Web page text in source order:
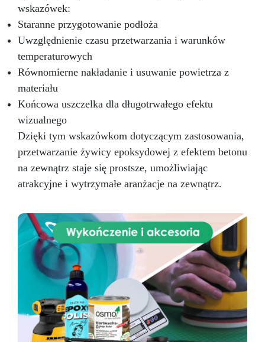
wskazówek:
Staranne przygotowanie podłoża
Uwzględnienie czasu przetwarzania i warunków
temperaturowych
Równomierne nakładanie i usuwanie powietrza z
materiału
Końcowa uszczelka dla długotrwałego efektu
wizualnego
Dzięki tym wskazówkom dotyczącym zastosowania,
przetwarzanie żywicy epoksydowej z efektem betonu
na zewnątrz staje się prostsze, umożliwiając
atrakcyjne i wytrzymałe aranżacje na zewnątrz.